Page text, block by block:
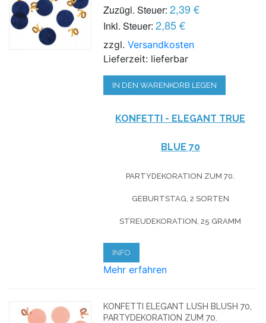
Zuzügl. Steuer: 2,39 €
Inkl. Steuer: 2,85 €
zzgl.Versandkosten
Lieferzeit: lieferbar
IN DEN WARENKORB LEGEN
KONFETTI - ELEGANT TRUE
BLUE 70
PARTYDEKORATION ZUM 70.
GEBURTSTAG, 2 SORTEN
STREUDEKORATION, 25 GRAMM
INFO
Mehr erfahren
KONFETTI ELEGANT LUSH BLUSH 70,
PARTYDEKORATION ZUM 70.